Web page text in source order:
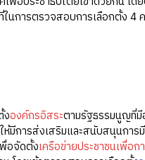
ในการตรวจสอบการเลือกตั้ง 4
งองค์กรอิสระตามรัฐธรรมนูญที่มี
การส่งเสริมและสนับสนุนการ
อจัดตั้งเครือข่ายประชาชนเพื่อก